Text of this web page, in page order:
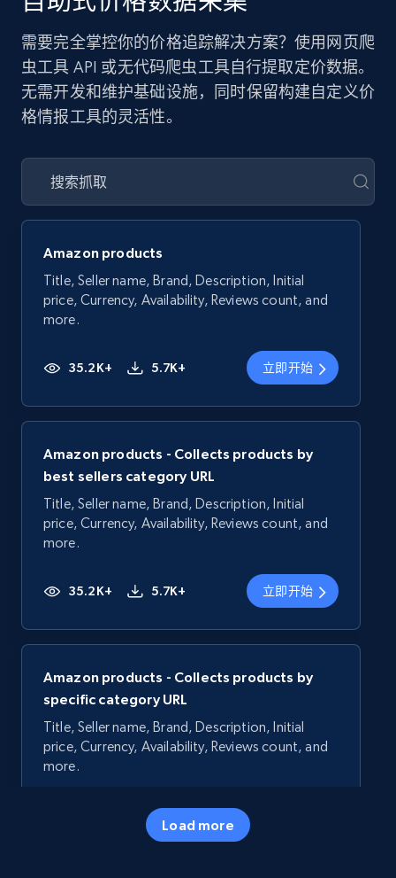
需要完全掌控你的价格追踪解决方案？使用网页爬
虫工具 API 或无代码爬虫工具自行提取定价数据。
无需开发和维护基础设施，同时保留构建自定义价
格情报工具的灵活性。
Amazon products
Title, Seller name, Brand, Description, Initial
price, Currency, Availability, Reviews count, and
more.
35.2K+ 5.7K+ 立即开始
Amazon products - Collects products by
best sellers category URL
Title, Seller name, Brand, Description, Initial
price, Currency, Availability, Reviews count, and
more.
35.2K+ 5.7K+ 立即开始
Amazon products - Collects products by
specific category URL
Title, Seller name, Brand, Description, Initial
price, Currency, Availability, Reviews count, and
more.
5.7K+
Load more